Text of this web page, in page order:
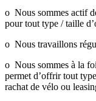
o Nous sommes actif
pour tout type / taille
o Nous travaillons
o Nous sommes à la
permet d’offrir tout
rachat de vélo ou